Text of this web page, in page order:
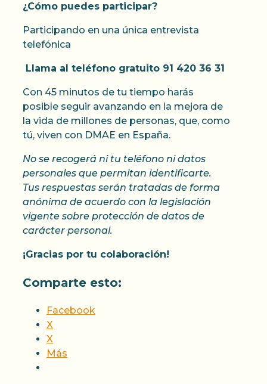
¿Cómo puedes participar?
Participando en una única entrevista
telefónica
Llama al teléfono gratuito 91 420 36 31
Con 45 minutos de tu tiempo harás
posible seguir avanzando en la mejora de
la vida de millones de personas, que, como
tú, viven con DMAE en España.
No se recogerá ni tu teléfono ni datos
personales que permitan identificarte.
Tus respuestas serán tratadas de forma
anónima de acuerdo con la legislación
vigente sobre protección de datos de
carácter personal.
¡Gracias por tu colaboración!
Comparte esto:
Facebook
X
X
Más